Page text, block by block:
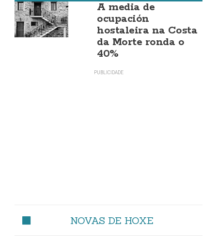
A media de
ocupación
hostaleira na Costa
da Morte ronda o
40%
NOVAS DE HOXE